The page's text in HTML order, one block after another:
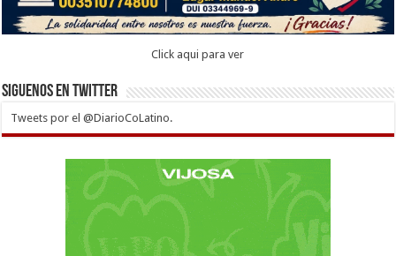
Click aqui para ver
Siguenos en twitter
Tweets por el @DiarioCoLatino.